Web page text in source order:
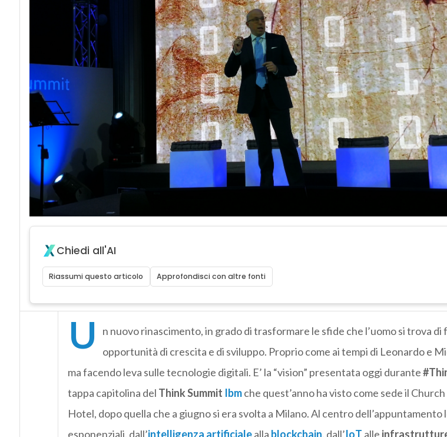
Chiedi all'AI
Riassumi questo articolo Approfondisci con altre fonti
U
n nuovo rinascimento, in grado di trasformare le sfide che l’uomo si trova di
opportunità di crescita e di sviluppo. Proprio come ai tempi di Leonardo e
ma facendo leva sulle tecnologie digitali. E’ la “vision” presentata oggi durante
tappa capitolina del Think Summit Ibmche quest’anno ha visto come sede il Church
Hotel, dopo quella che a giugno si era svolta a Milano. Al centro dell’appuntamento
esponenziali, dall’intelligenza artificialealla blockchain, dall’IoT alle